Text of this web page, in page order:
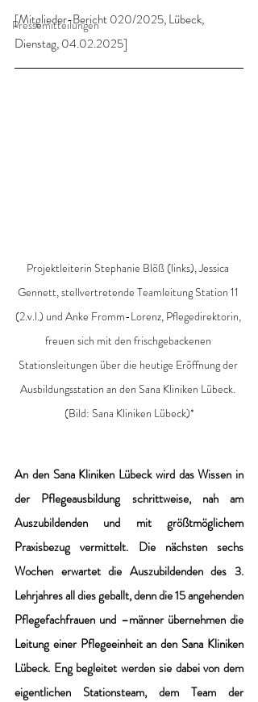
Pressemitteilungen
[Mitglieder-Bericht 020/2025, Lübeck,
Dienstag, 04.02.2025]
Projektleiterin Stephanie Blöß (links), Jessica
Gennett, stellvertretende Teamleitung Station 11
(2.v.l.) und Anke Fromm-Lorenz, Pflegedirektorin,
freuen sich mit den frischgebackenen
Stationsleitungen über die heutige Eröffnung der
Ausbildungsstation an den Sana Kliniken Lübeck.
(Bild: Sana Kliniken Lübeck)*
An den Sana Kliniken Lübeck wird das Wissen in
der Pflegeausbildung schrittweise, nah am
Auszubildenden und mit größtmöglichem
Praxisbezug vermittelt. Die nächsten sechs
Wochen erwartet die Auszubildenden des 3.
Lehrjahres all dies geballt, denn die 15 angehenden
Pflegefachfrauen und –männer übernehmen die
Leitung einer Pflegeeinheit an den Sana Kliniken
Lübeck. Eng begleitet werden sie dabei von dem
eigentlichen Stationsteam, dem Team der